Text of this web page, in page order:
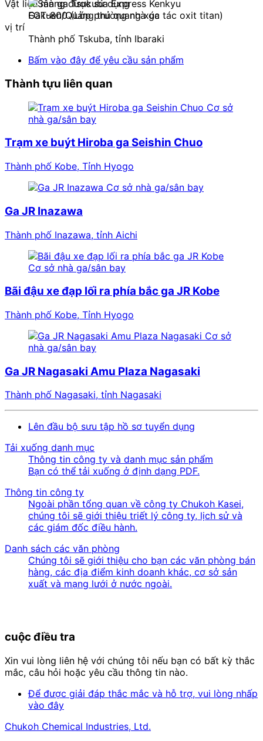
Vật liệu màng được sử dụng
FGT-800 (Lớp phủ quang xúc tác oxit titan)
vị trí
Thành phố Tskuba, tỉnh Ibaraki
Bấm vào đây để yêu cầu sản phẩm
Thành tựu liên quan
Cơ sở
nhà ga/sân bay
Trạm xe buýt Hiroba ga Seishin Chuo
Thành phố Kobe, Tỉnh Hyogo
Cơ sở nhà ga/sân bay
Ga JR Inazawa
Thành phố Inazawa, tỉnh Aichi
Cơ sở nhà ga/sân bay
Bãi đậu xe đạp lối ra phía bắc ga JR Kobe
Thành phố Kobe, Tỉnh Hyogo
Cơ sở
nhà ga/sân bay
Ga JR Nagasaki Amu Plaza Nagasaki
Thành phố Nagasaki, tỉnh Nagasaki
Lên đầu bộ sưu tập hồ sơ tuyển dụng
Tải xuống danh mục
Thông tin công ty và danh mục sản phẩm
Bạn có thể tải xuống ở định dạng PDF.
Thông tin công ty
Ngoài phần tổng quan về công ty Chukoh Kasei,
chúng tôi sẽ giới thiệu triết lý công ty, lịch sử và
các giám đốc điều hành.
Danh sách các văn phòng
Chúng tôi sẽ giới thiệu cho bạn các văn phòng bán
hàng, các địa điểm kinh doanh khác, cơ sở sản
xuất và mạng lưới ở nước ngoài.
cuộc điều tra
Xin vui lòng liên hệ với chúng tôi nếu bạn có bất kỳ thắc
mắc, câu hỏi hoặc yêu cầu thông tin nào.
Để được giải đáp thắc mắc và hỗ trợ, vui lòng nhấp
vào đây
Chukoh Chemical Industries, Ltd.